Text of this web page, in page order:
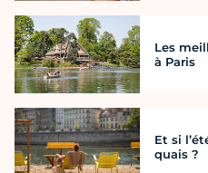
Les
à Paris
Et si
quais ?